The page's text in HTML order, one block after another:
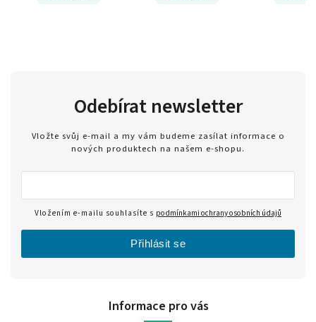
Informace pro vás
Odebírat newsletter
Vložte svůj e-mail a my vám budeme zasílat informace o
nových produktech na našem e-shopu.
Vložením e-mailu souhlasíte s podmínkami ochrany osobních údajů
Přihlásit se